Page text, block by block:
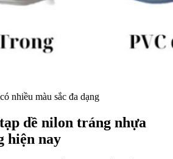
nhiều màu sắc đa dạng
dề nilon tráng nhựa
hiện nay